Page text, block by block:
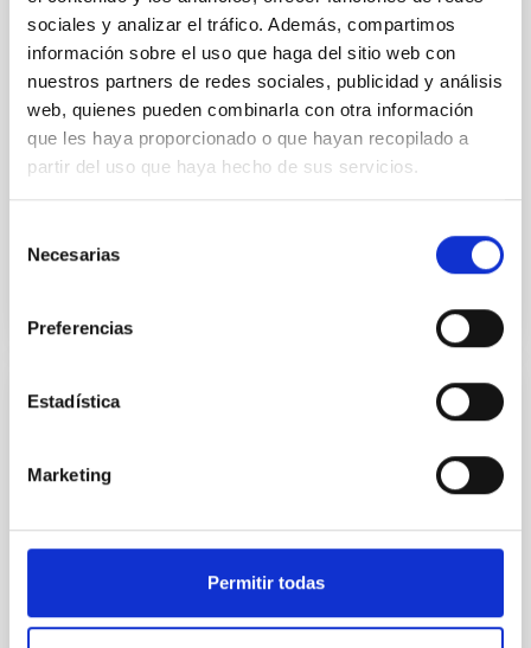
sociales y analizar el tráfico. Además, compartimos
información sobre el uso que haga del sitio web con
nuestros partners de redes sociales, publicidad y análisis
web, quienes pueden combinarla con otra información
que les haya proporcionado o que hayan recopilado a
partir del uso que haya hecho de sus servicios.
Necesarias
Preferencias
Estadística
Marketing
Permitir todas
Chemical Analysis of the Brightest Star of
the Cetus II Ultrafaint Dwarf Galaxy
Candidate
We present a detailed chemical abundance analysis
of the brightest star in the ultrafaint dwarf (UFD)
galaxy candidate Cetus II from high-resolution
Magellan...
PUBLICACIÓN
Chemical Cartography with APOGEE: Two-
process Parameters and Residual
Release 17
Stellar abundance measurements are subject to
systematic errors that induce extra scatter and